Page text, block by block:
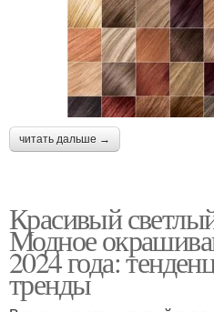
читать дальше →
Красивый
Модное
2024 года:
тренды